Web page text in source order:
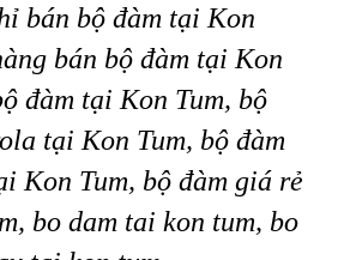
bán bộ đàm tại Kon
bán bộ đàm tại Kon
đàm tại Kon Tum, bộ
tại Kon Tum, bộ đàm
Kon Tum, bộ đàm giá rẻ
bo dam tai kon tum, bo